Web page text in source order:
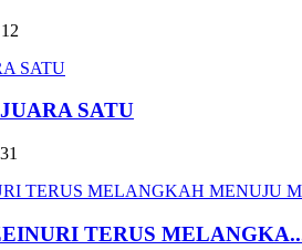
12
SATU
31
TERUS